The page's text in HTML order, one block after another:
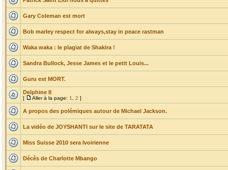
Gary Coleman est mort
Bob marley respect for always,stay in peace rastman
Waka waka : le plagiat de Shakira !
Sandra Bullock, Jesse James et le petit Louis...
Guru est MORT.
Delphine II
[ Aller à la page: 1 2 ]
A propos des polémiques autour de Michael Jackson.
La vidéo de JOYSHANTI sur le site de TARATATA
Miss Suisse 2010 sera Ivoirienne
Décès de Charlotte Mbango